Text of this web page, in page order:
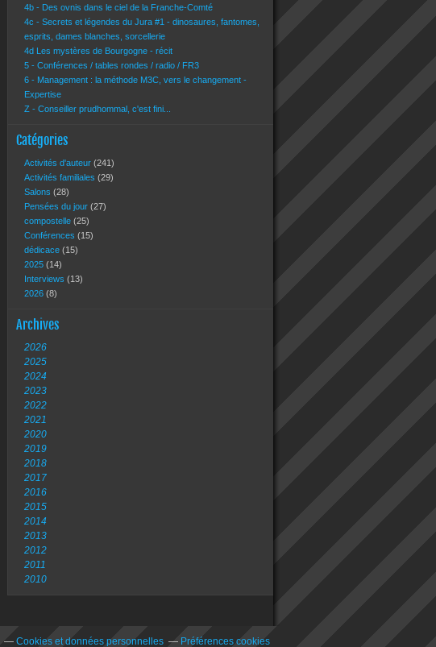
4b - Des ovnis dans le ciel de la Franche-Comté
4c - Secrets et légendes du Jura #1 - dinosaures, fantomes,
esprits, dames blanches, sorcellerie
4d Les mystères de Bourgogne - récit
5 - Conférences / tables rondes / radio / FR3
6 - Management : la méthode M3C, vers le changement -
Expertise
Z - Conseiller prudhommal, c'est fini...
Catégories
Activités d'auteur (241)
Activités familiales (29)
Salons (28)
Pensées du jour (27)
compostelle (25)
Conférences (15)
dédicace (15)
2025 (14)
Interviews (13)
2026 (8)
Archives
2026
2025
2024
2023
2022
2021
2020
2019
2018
2017
2016
2015
2014
2013
2012
2011
2010
Cookies et données personnelles Préférences cookies